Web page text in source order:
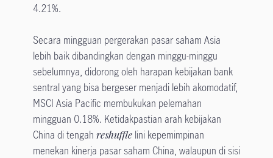
4.21%.
Secara mingguan pergerakan pasar saham Asia
lebih baik dibandingkan dengan minggu-minggu
sebelumnya, didorong oleh harapan kebijakan bank
sentral yang bisa bergeser menjadi lebih akomodatif,
MSCI Asia Pacific membukukan pelemahan
mingguan 0.18%. Ketidakpastian arah kebijakan
China di tengah reshufflelini kepemimpinan
menekan kinerja pasar saham China, walaupun di sisi